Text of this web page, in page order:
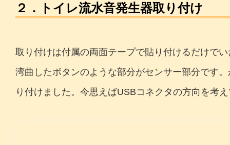
２．トイレ流水音発生器取り付け
取り付けは付属の両面テープで貼り付けるだけで
湾曲したボタンのような部分がセンサー部分です
り付けました。今思えばUSBコネクタの方向を考